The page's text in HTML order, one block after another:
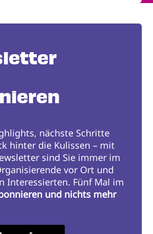
nächste Schritte
hinter die Kulissen – mit
sind Sie immer im
vor Ort und
Interessierten. Fünf Mal im
und nichts mehr